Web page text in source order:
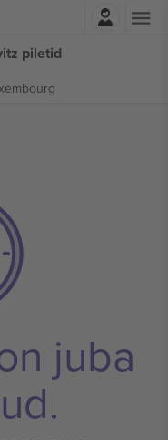
sisse
piletid
juba